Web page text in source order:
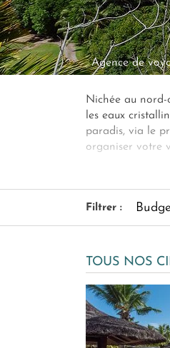
Agence de
Nichée au nord-
les eaux
paradis, via le
organiser votre
détail, nous
Prolongez votre
Filtrer :
TOUS NOS